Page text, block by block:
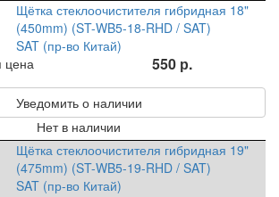
Щётка стеклоочистителя гибридная 18"
(450mm) (ST-WB5-18-RHD / SAT)
SAT (пр-во Китай)
цена
550 р.
Уведомить о наличии
Нет в наличии
Щётка стеклоочистителя гибридная 19"
(475mm) (ST-WB5-19-RHD / SAT)
SAT (пр-во Китай)